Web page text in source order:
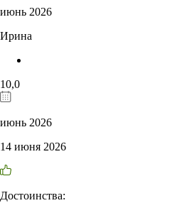
июнь 2026
Ирина
10,0
июнь 2026
14 июня 2026
Достоинства: